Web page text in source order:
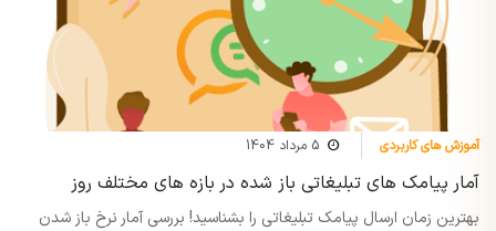
آموزش های کاربردی 5 مرداد 1404
آمار پیامک های تبلیغاتی باز شده در بازه های مختلف روز
بهترین زمان ارسال پیامک تبلیغاتی را بشناسید! بررسی آمار نرخ باز شدن